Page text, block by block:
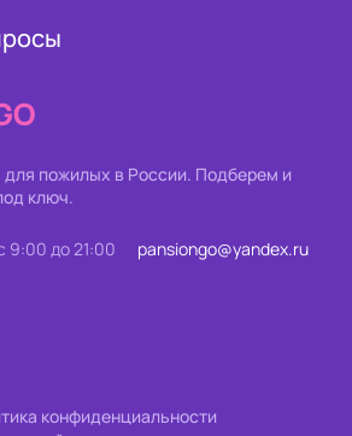
пожилых в России. Подберем и
ключ.
9:00 до 21:00 pansiongo@yandex.ru
конфиденциальности